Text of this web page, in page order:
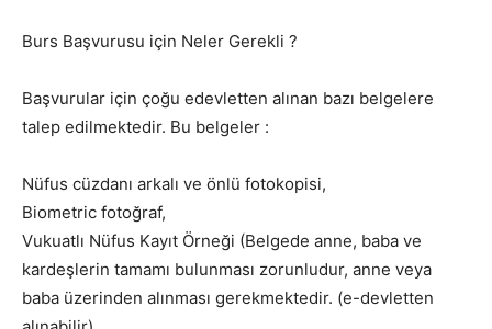
Burs Başvurusu için Neler Gerekli ?
Başvurular için çoğu edevletten alınan bazı belgelere
talep edilmektedir. Bu belgeler :
Nüfus cüzdanı arkalı ve önlü fotokopisi,
Biometric fotoğraf,
Vukuatlı Nüfus Kayıt Örneği (Belgede anne, baba ve
kardeşlerin tamamı bulunması zorunludur, anne veya
baba üzerinden alınması gerekmektedir. (e-devletten